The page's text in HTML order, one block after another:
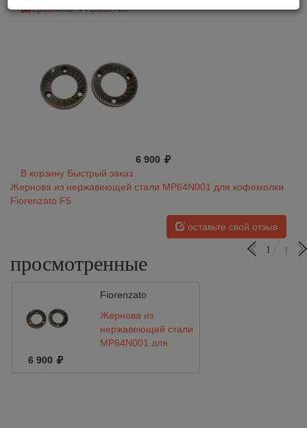
Сравнить Нравится
6 900
В корзину Быстрый заказ
Жернова из нержавеющей стали MP64N001 для кофемолки
Fiorenzato F5
оставьте свой отзыв
просмотренные
1 1
Fiorenzato
Жернова из
нержавеющей стали
MP64N001 для
6 900